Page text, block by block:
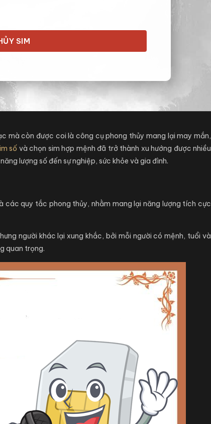
SIM
mà còn được coi là công cụ phong thủy mang lại may mắn,
số và chọn sim hợp mệnh đã trở thành xu hướng được nhiều
lượng số đến sự nghiệp, sức khỏe và gia đình.
các quy tắc phong thủy, nhằm mang lại năng lượng tích cực
người khác lại xung khắc, bởi mỗi người có mệnh, tuổi và
quan trọng.